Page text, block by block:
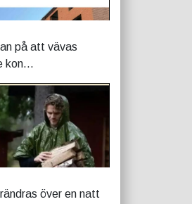
på att vävas
kon...
över en natt